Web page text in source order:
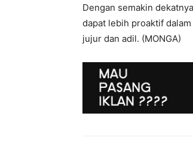
Dengan semakin
dapat lebih proaktif
jujur dan adil. (MONGA)